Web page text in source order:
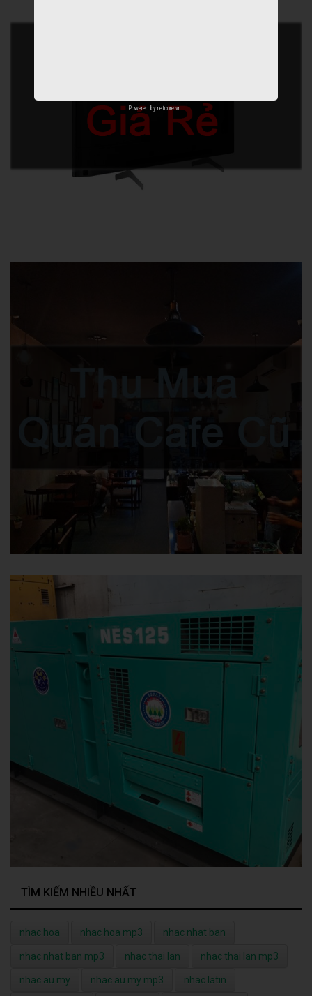
TÌM KIẾM NHIỀU NHẤT
nhac hoa nhac hoa mp3 nhac nhat ban
nhac nhat ban mp3 nhac thai lan nhac thai lan mp3
nhac au my nhac au my mp3 nhac latin
Powered by netcore.vn